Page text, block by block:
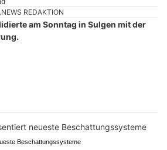
REDAKTION
am Sonntag in Sulgen mit der
Beschattungssysteme